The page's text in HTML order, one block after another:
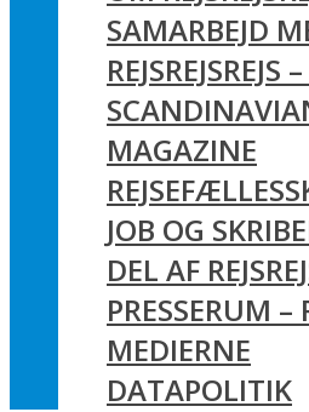
SAMARBEJD
REJSREJSREJS
MAGAZINE
JOB OG
DEL AF
PRESSERUM –
MEDIERNE
DATAPOLITIK